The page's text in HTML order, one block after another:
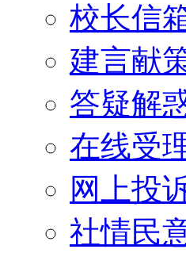
校长信
建言献
答疑解
在线受
网上投
社情民